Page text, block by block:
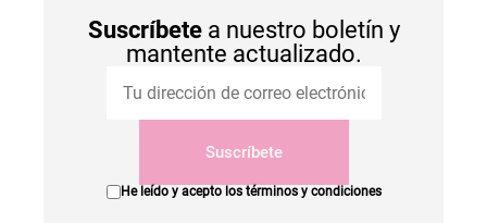
Suscríbetea nuestro boletín y
mantente actualizado.
Suscríbete
He leído y acepto los términos y condiciones